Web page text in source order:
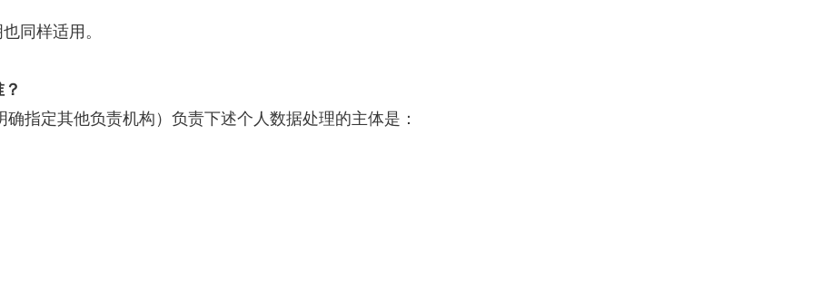
同样适用。
指定其他负责机构）负责下述个人数据处理的主体是：